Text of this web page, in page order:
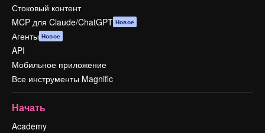
Стоковый контент
MCP для Claude/ChatGPT Новое
Агенты Новое
API
Мобильное приложение
Все инструменты Magnific
Начать
Academy